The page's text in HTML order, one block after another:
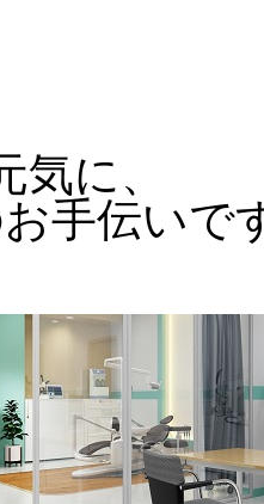
に、
手伝いで